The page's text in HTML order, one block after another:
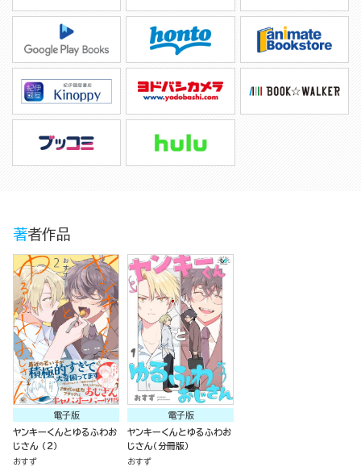
著者作品
電子版
ヤンキーくんとゆるふわお
じさん （2）
おすず
電子版
ヤンキーくんとゆるふわお
じさん（分冊版）
おすず